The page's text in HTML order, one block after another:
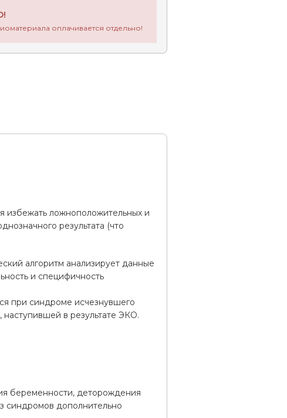
оплачивается отдельно!
избежать ложноположительных и
результата (что
алгоритм анализирует данные
и специфичность
при синдроме исчезнувшего
в результате ЭКО.
беременности, деторождения
синдромов дополнительно